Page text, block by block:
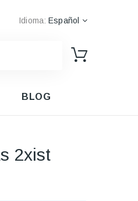
Idioma: Español
BLOG
2xist